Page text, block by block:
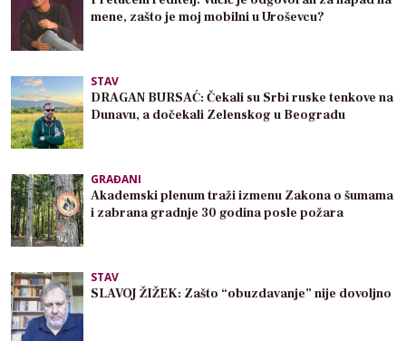
mene, zašto je moj mobilni u Uroševcu?
STAV
DRAGAN BURSAĆ: Čekali su Srbi ruske tenkove na
Dunavu, a dočekali Zelenskog u Beogradu
GRAĐANI
Akademski plenum traži izmenu Zakona o šumama
i zabrana gradnje 30 godina posle požara
STAV
SLAVOJ ŽIŽEK: Zašto “obuzdavanje” nije dovoljno